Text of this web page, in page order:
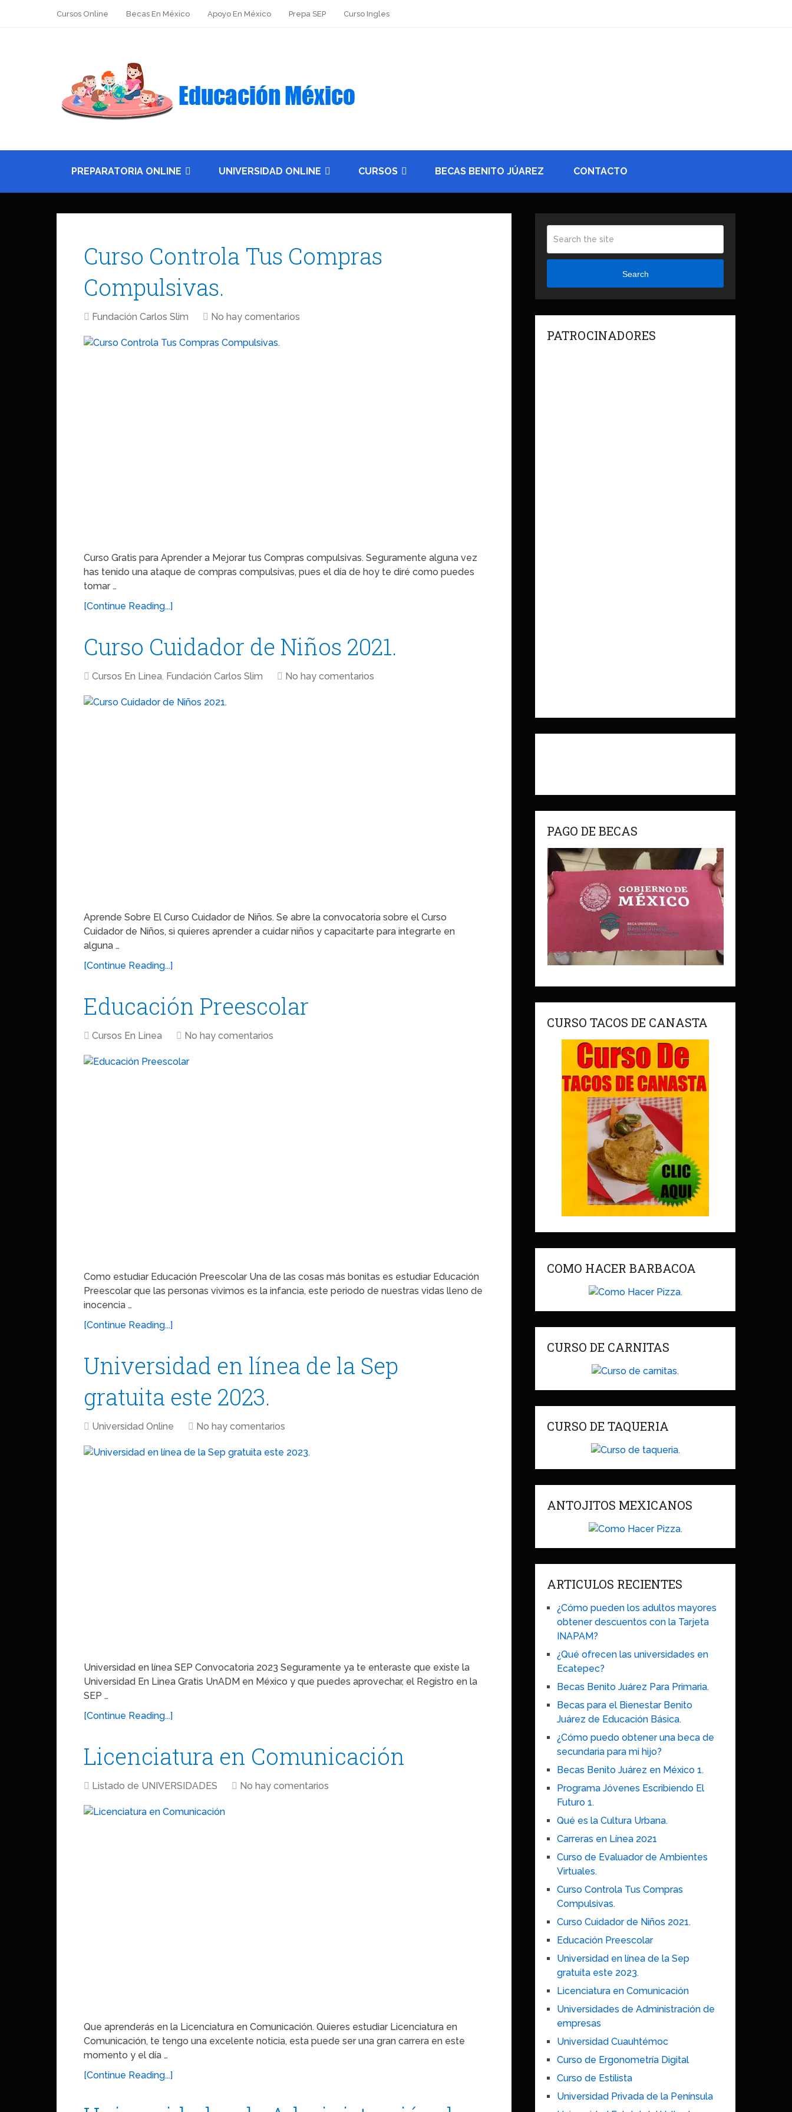
Cursos Online Becas En México Apoyo En México Prepa SEP Curso Ingles
PREPARATORIA ONLINE UNIVERSIDAD ONLINE CURSOS BECAS BENITO JÚAREZ CONTACTO
Curso Controla Tus Compras
Compulsivas.
Fundación Carlos Slim No hay comentarios
Curso Gratis para Aprender a Mejorar tus Compras compulsivas. Seguramente alguna vez
has tenido una ataque de compras compulsivas, pues el día de hoy te diré como puedes
tomar …
[Continue Reading...]
Curso Cuidador de Niños 2021.
Cursos En Linea, Fundación Carlos Slim No hay comentarios
Aprende Sobre El Curso Cuidador de Niños. Se abre la convocatoria sobre el Curso
Cuidador de Niños, si quieres aprender a cuidar niños y capacitarte para integrarte en
alguna …
[Continue Reading...]
Educación Preescolar
Cursos En Linea No hay comentarios
Como estudiar Educación Preescolar Una de las cosas más bonitas es estudiar Educación
Preescolar que las personas vivimos es la infancia, este periodo de nuestras vidas lleno de
inocencia …
[Continue Reading...]
Universidad en línea de la Sep
gratuita este 2023.
Universidad Online No hay comentarios
Universidad en línea SEP Convocatoria 2023 Seguramente ya te enteraste que existe la
Universidad En Linea Gratis UnADM en México y que puedes aprovechar, el Registro en la
SEP …
[Continue Reading...]
Licenciatura en Comunicación
Listado de UNIVERSIDADES No hay comentarios
Que aprenderás en la Licenciatura en Comunicación. Quieres estudiar Licenciatura en
Comunicación, te tengo una excelente noticia, esta puede ser una gran carrera en este
momento y el día …
[Continue Reading...]
Search
PATROCINADORES
PAGO DE BECAS
CURSO TACOS DE CANASTA
COMO HACER BARBACOA
CURSO DE CARNITAS
CURSO DE TAQUERIA
ANTOJITOS MEXICANOS
ARTICULOS RECIENTES
¿Cómo pueden los adultos mayores
obtener descuentos con la Tarjeta
INAPAM?
¿Qué ofrecen las universidades en
Ecatepec?
Becas Benito Juárez Para Primaria.
Becas para el Bienestar Benito
Juárez de Educación Básica.
¿Cómo puedo obtener una beca de
secundaria para mi hijo?
Becas Benito Juárez en México 1.
Programa Jóvenes Escribiendo El
Futuro 1.
Qué es la Cultura Urbana.
Carreras en Línea 2021
Curso de Evaluador de Ambientes
Virtuales.
Curso Controla Tus Compras
Compulsivas.
Curso Cuidador de Niños 2021.
Educación Preescolar
Universidad en línea de la Sep
gratuita este 2023.
Licenciatura en Comunicación
Universidades de Administración de
empresas
Universidad Cuauhtémoc
Curso de Ergonometría Digital
Curso de Estilista
Universidad Privada de la Península